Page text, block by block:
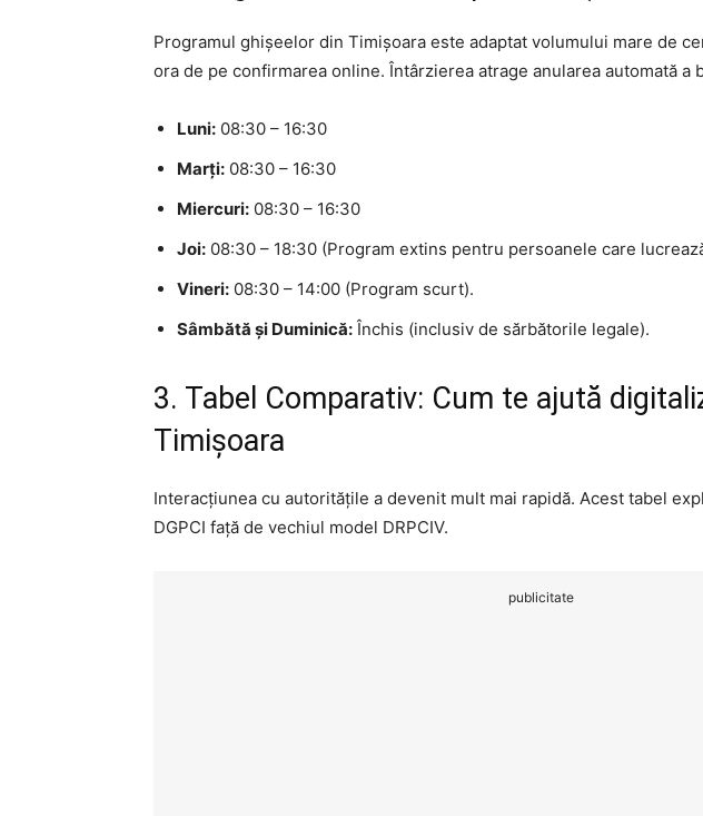
Programul ghișeelor din Timișoara este adaptat volumului mare de
ora de pe confirmarea online. Întârzierea atrage anularea automată a
Luni: 08:30 – 16:30
Marți: 08:30 – 16:30
Miercuri: 08:30 – 16:30
Joi: 08:30 – 18:30 (Program extins pentru persoanele care
Vineri: 08:30 – 14:00 (Program scurt).
Sâmbătă și Duminică: Închis (inclusiv de sărbătorile legale).
3. Tabel Comparativ: Cum te ajută
Timișoara
Interacțiunea cu autoritățile a devenit mult mai rapidă. Acest tabel
DGPCI față de vechiul model DRPCIV.
publicitate